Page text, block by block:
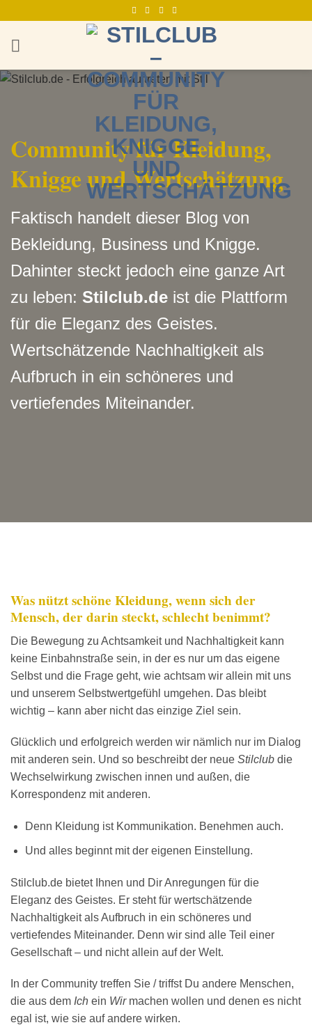
springen
Community für Kleidung,
Knigge und Wertschätzung
Faktisch handelt dieser Blog von
Bekleidung, Business und Knigge.
Dahinter steckt jedoch eine ganze Art
zu leben: Stilclub.de ist die Plattform
für die Eleganz des Geistes.
Wertschätzende Nachhaltigkeit als
Aufbruch in ein schöneres und
vertiefendes Miteinander.
Was nützt schöne Kleidung, wenn sich der
Mensch, der darin steckt, schlecht benimmt?
Die Bewegung zu Achtsamkeit und Nachhaltigkeit kann
keine Einbahnstraße sein, in der es nur um das eigene
Selbst und die Frage geht, wie achtsam wir allein mit uns
und unserem Selbstwertgefühl umgehen. Das bleibt
wichtig – kann aber nicht das einzige Ziel sein.
Glücklich und erfolgreich werden wir nämlich nur im Dialog
mit anderen sein. Und so beschreibt der neue Stilclub die
Wechselwirkung zwischen innen und außen, die
Korrespondenz mit anderen.
Denn Kleidung ist Kommunikation. Benehmen auch.
Und alles beginnt mit der eigenen Einstellung.
Stilclub.de bietet Ihnen und Dir Anregungen für die
Eleganz des Geistes. Er steht für wertschätzende
Nachhaltigkeit als Aufbruch in ein schöneres und
vertiefendes Miteinander. Denn wir sind alle Teil einer
Gesellschaft – und nicht allein auf der Welt.
In der Community treffen Sie / triffst Du andere Menschen,
die aus dem Ich ein Wirmachen wollen und denen es nicht
egal ist, wie sie auf andere wirken.